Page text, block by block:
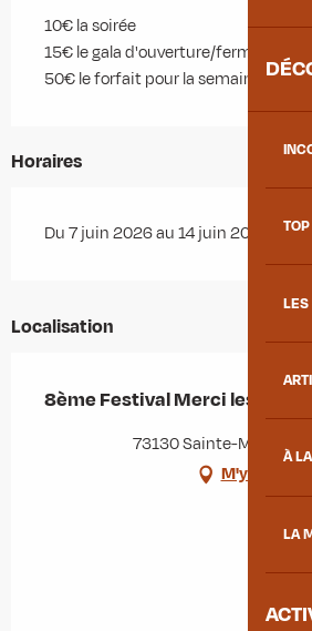
LES
À
LA
10€ la soirée
15€ le gala d'ouverture/fermeture
50€ le forfait pour la semaine
Horaires
Du 7 juin 2026 au 14 juin 2026 -
Localisation
8ème Festival Merci les Potes
73130 Sainte-Marie-de-
M'y rendre